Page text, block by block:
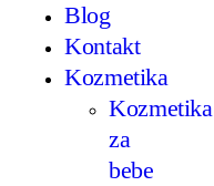
Blog
Kontakt
Kozmetika
Kozmetika
za
bebe